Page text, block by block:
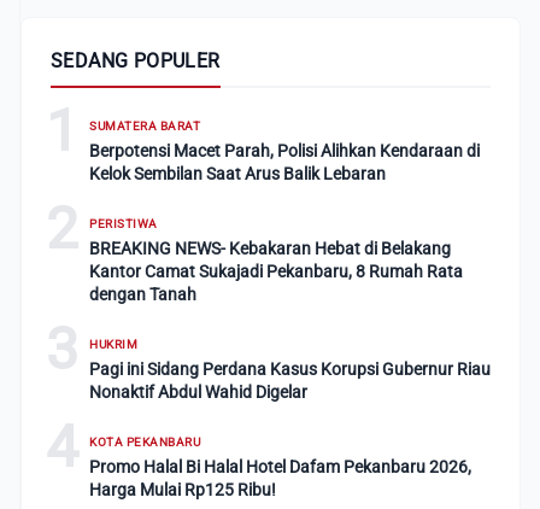
SEDANG POPULER
1 SUMATERA BARAT
Berpotensi Macet Parah, Polisi Alihkan Kendaraan di
Kelok Sembilan Saat Arus Balik Lebaran
2 PERISTIWA
BREAKING NEWS- Kebakaran Hebat di Belakang
Kantor Camat Sukajadi Pekanbaru, 8 Rumah Rata
dengan Tanah
3 HUKRIM
Pagi ini Sidang Perdana Kasus Korupsi Gubernur Riau
Nonaktif Abdul Wahid Digelar
4 KOTA PEKANBARU
Promo Halal Bi Halal Hotel Dafam Pekanbaru 2026,
Harga Mulai Rp125 Ribu!